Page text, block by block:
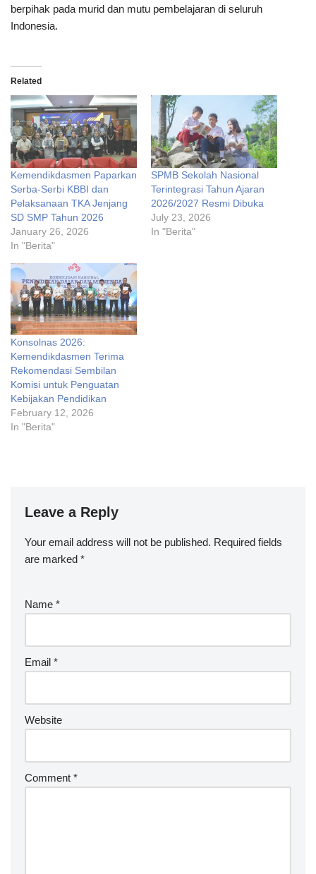
berpihak pada murid dan mutu pembelajaran di seluruh
Indonesia.
Related
Kemendikdasmen Paparkan
Serba-Serbi KBBI dan
Pelaksanaan TKA Jenjang
SD SMP Tahun 2026
January 26, 2026
In "Berita"
SPMB Sekolah Nasional
Terintegrasi Tahun Ajaran
2026/2027 Resmi Dibuka
July 23, 2026
In "Berita"
Konsolnas 2026:
Kemendikdasmen Terima
Rekomendasi Sembilan
Komisi untuk Penguatan
Kebijakan Pendidikan
February 12, 2026
In "Berita"
Leave a Reply
Your email address will not be published. Required fields
are marked *
Name *
Email *
Website
Comment *